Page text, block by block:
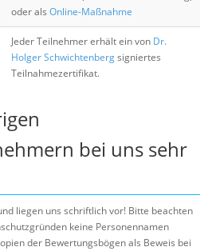
oder als Online-Maßnahme
Jeder Teilnehmer erhält ein von Dr.
Holger Schwichtenbergsigniertes
Teilnahmezertifikat.
bei uns sehr
liegen uns schriftlich vor! Bitte beachten
keine Personennamen
der Bewertungsbögen als Beweis bei